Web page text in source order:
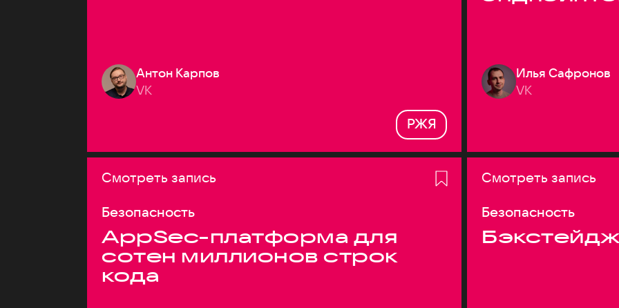
Антон Карпов
VK
РЖЯ
Илья Сафронов
VK
Смотреть запись
Безопасность
AppSec-платформа для
сотен миллионов строк
кода
Смотреть запись
Безопасность
Бэкстейдж